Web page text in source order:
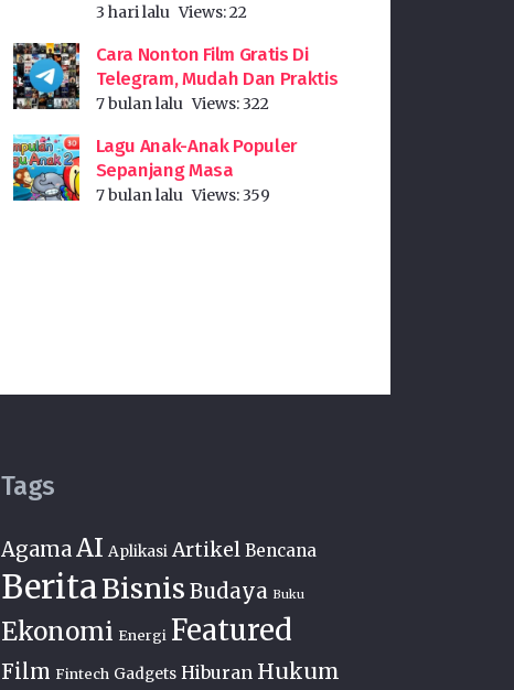
3 hari lalu Views:22
Cara Nonton Film Gratis Di
Telegram, Mudah Dan Praktis
7 bulan lalu Views:322
Lagu Anak-Anak Populer
Sepanjang Masa
7 bulan lalu Views:359
Tags
AgamaAI Aplikasi Artikel Bencana
BeritaBisnis Budaya Buku
Ekonomi Energi Featured
Film Fintech Gadgets Hiburan Hukum